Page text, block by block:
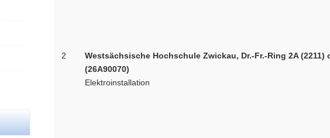
2
Westsächsische Hochschule Zwickau, Dr.-Fr.-Ring 2A (2211)
(26A90070)
Elektroinstallation